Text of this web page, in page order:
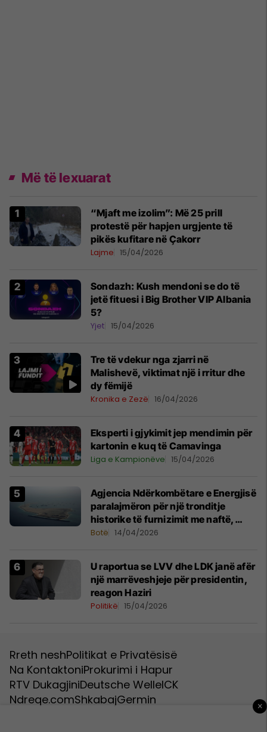
Më të lexuarat
“Mjaft me izolim”: Më 25 prill
protestë për hapjen urgjente të
pikës kufitare në Çakorr
Lajme 15/04/2026
Sondazh: Kush mendoni se do të
jetë fituesi i Big Brother VIP Albania
5?
Yjet 15/04/2026
Tre të vdekur nga zjarri në
Malishevë, viktimat një i rritur dhe
dy fëmijë
Kronika e Zezë 16/04/2026
Eksperti i gjykimit jep mendimin për
kartonin e kuq të Camavinga
Liga e Kampionëve 15/04/2026
Agjencia Ndërkombëtare e Energjisë
paralajmëron për një tronditje
historike të furnizimit me naftë,
ndërsa lufta me Iranin mbyt tregjet
Botë 14/04/2026
U raportua se LVV dhe LDK janë afër
një marrëveshjeje për presidentin,
reagon Haziri
Politikë 15/04/2026
Rreth neshPolitikat e Privatësisë
Na KontaktoniProkurimi i Hapur
RTV DukagjiniDeutsche WelleICK
Ndreqe.comShkabajGermin ×